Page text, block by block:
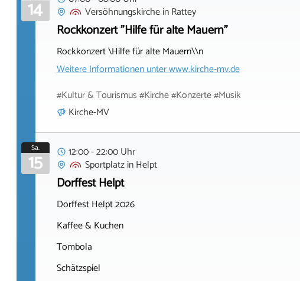
14
VersöhnungskircheinRattey
Rockkonzert "Hilfe für alte Mauern"
Rockkonzert \Hilfe für alte Mauern\\n
Weitere Informationen unterwww.kirche-mv.de
#Kultur & Tourismus #Kirche #Konzerte #Musik
Kirche-MV
Sa.
15
12:00 - 22:00 Uhr
SportplatzinHelpt
Dorffest Helpt
Dorffest Helpt 2026
Kaffee & Kuchen
Tombola
Schätzspiel